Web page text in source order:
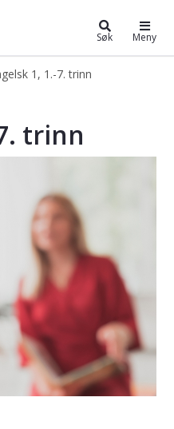
deltidsstudier
Søk Meny
1, 1.-7. trinn
trinn